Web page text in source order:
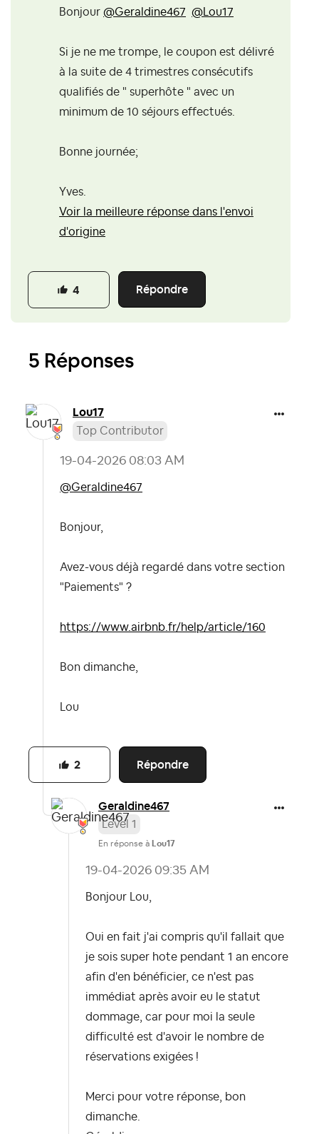
Bonjour @Geraldine467 @Lou17
Si je ne me trompe, le coupon est délivré
à la suite de 4 trimestres consécutifs
qualifiés de " superhôte " avec un
minimum de 10 séjours effectués.
Bonne journée;
Yves.
Voir la meilleure réponse dans l'envoi
d'origine
Répondre
4
5 Réponses
Lou17
Top Contributor
‎19-04-2026 08:03 AM
@Geraldine467
Bonjour,
Avez-vous déjà regardé dans votre section
"Paiements" ?
https://www.airbnb.fr/help/article/160
Bon dimanche,
Lou
Répondre
2
Geraldine467
Level 1
En réponse à Lou17
‎19-04-2026 09:35 AM
Bonjour Lou,
Oui en fait j'ai compris qu'il fallait que
je sois super hote pendant 1 an encore
afin d'en bénéficier, ce n'est pas
immédiat après avoir eu le statut
dommage, car pour moi la seule
difficulté est d'avoir le nombre de
réservations exigées !
Merci pour votre réponse, bon
dimanche.